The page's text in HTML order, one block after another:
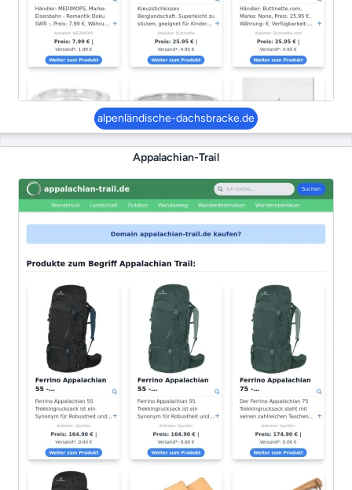
alpenländische-dachsbracke.de
Appalachian-Trail